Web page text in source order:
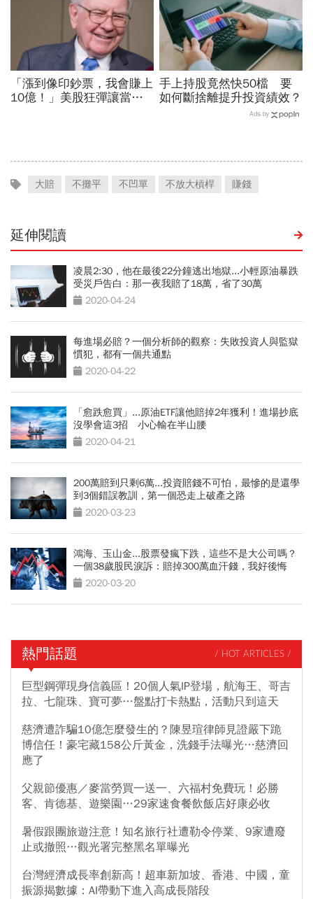
「漲到像印鈔票，我會賺上
10億！」美股狂彈讓當沖
手上持股竟然快50檔 要
如何斷捨離提升投資績效？
Ads by
大賠 不攤平 不凹單 不放大槓桿 賺錢
延伸閱讀
凌晨2:30，他在最後22分鐘逃出地獄...小輕原油暴跌
受災戶告白：那一夜我賠了18萬，省了30萬
2020-04-24
每進場必賠？一個分析師的觀察：失敗投資人與監獄
慣犯，都有一個共通點
2020-04-22
「愈跌愈買」...原油ETF讓他賠掉2年獲利！進場抄底
沒學會這3招 小心輸在半山腰
2020-04-21
200萬賠到只剩6萬...投資賠錢不可怕，最慘的是還學
到3個錯誤教訓，第一個恐走上破產之路
2020-03-23
鴻海、玉山金...股票發瘋下跌，這些不是大公司嗎？
一個38歲股民淚訴：賠掉300萬血汗錢，我好後悔
2020-03-20
熱門話題 / HOT ARTICLES /
巨型鋼彈現身信義區！20個人氣IP登場，航海王、哥吉
拉、七龍珠、寶可夢…盤點打卡熱點，活動只到這天
慈濟遭詐騙10億怎麼發生的？陳昱瑄律師見證嚴下跪
博信任！豪宅藏158公斤黃金，洗錢手法曝光…慈濟回
應了
父親節優惠／麥當勞買一送一、六福村免費玩！必勝
客、肯德基、遊樂園…29家速食餐飲飯店好康必收
暑假跟團旅遊注意！知名旅行社遭勒令停業、9家遭廢
止或撤照…觀光署完整黑名單曝光
台灣經濟成長率創新高！超車新加坡、香港、中國，童
振源揭數據：AI帶動下進入高成長階段